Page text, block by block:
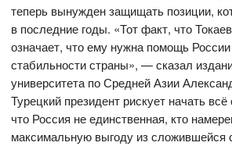
теперь вынужден защищать позиции,
в последние годы. «Тот факт, что
означает, что ему нужна помощь России
стабильности страны», — сказал
университета по Средней Азии
Турецкий президент рискует начать
что Россия не единственная, кто
максимальную выгоду из сложившейся